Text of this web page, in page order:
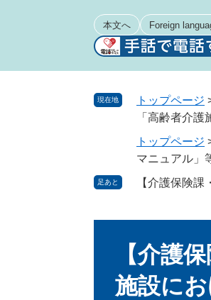
本文へ Foreign
現在地 トップページ
「高齢者介
トップページ
マニュアル」
足あと 【介護保険
【介護
施設に